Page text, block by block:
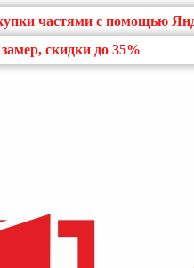
частями с помощью
скидки до 35%